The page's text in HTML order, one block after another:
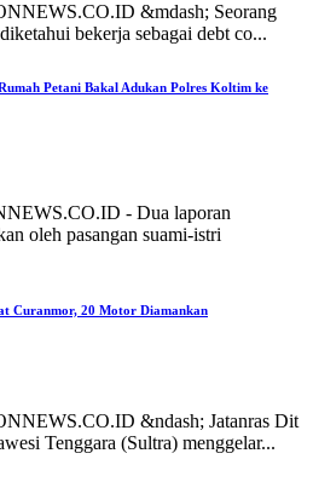
&mdash; Seorang
bekerja sebagai debt co...
Petani Bakal Adukan Polres Koltim ke
- Dua laporan
oleh pasangan suami-istri
Curanmor, 20 Motor Diamankan
&ndash; Jatanras Dit
Tenggara (Sultra) menggelar...